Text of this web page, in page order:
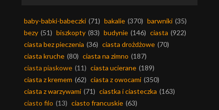
baby-babki-babeczki (71) bakalie (370) barwniki (35)
bezy (51) biszkopty (83) budynie (146) ciasta (922)
ciasta bez pieczenia (36) ciasta drożdżowe (70)
ciasta kruche (80) ciasta na zimno (187)
ciasta piaskowe (11) ciasta ucierane (189)
ciasta z kremem (62) ciasta z owocami (350)
ciasta z warzywami (71) ciastka i ciasteczka (163)
ciasto filo (13) ciasto francuskie (63)